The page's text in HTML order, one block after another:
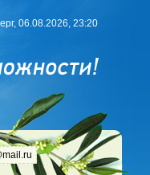
06.08.2026, 23:20